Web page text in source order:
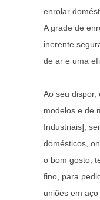
enrolar
A grade de
inerente
de ar e uma
Ao seu dispor,
modelos e de
Industriais],
domésticos,
o bom gosto,
fino, para
uniões em aço